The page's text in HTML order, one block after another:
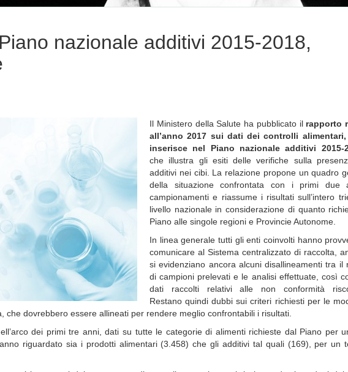
nazionale additivi 2015-2018,
Il Ministero della Salute ha pubblicato il rapporto
all’anno 2017 sui dati dei controlli
inserisce nel Piano nazionale additivi 2015-
che illustra gli esiti delle verifiche sulla
additivi nei cibi. La relazione propone un quadro
della situazione confrontata con i primi due
campionamenti e riassume i risultati sull’intero
livello nazionale in considerazione di quanto
Piano alle singole regioni e Provincie Autonome.
In linea generale tutti gli enti coinvolti hanno
comunicare al Sistema centralizzato di raccolta,
si evidenziano ancora alcuni disallineamenti tra il
di campioni prelevati e le analisi effettuate, così
dati raccolti relativi alle non conformità
Restano quindi dubbi sui criteri richiesti per le
che dovrebbero essere allineati per rendere meglio confrontabili i risultati.
dei primi tre anni, dati su tutte le categorie di alimenti richieste dal Piano per
riguardato sia i prodotti alimentari (3.458) che gli additivi tal quali (169), per un